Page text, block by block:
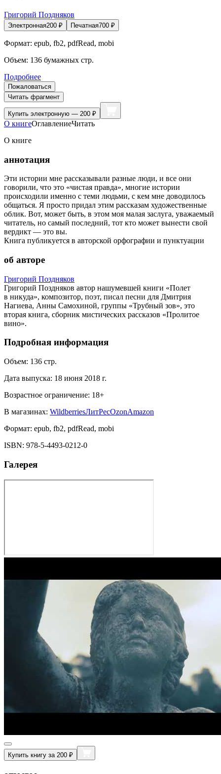
Григорий Поздняков
Электронная200 ₽ Печатная700 ₽
Формат: epub, fb2, pdfRead, mobi
Объем: 136 бумажных стр.
Подробнее
Пожаловаться
Читать фрагмент
Купить электронную — 200 ₽
О книгеОглавлениеЧитать
О книге
аннотация
Эти истории мне рассказывали разные люди, и все они
говорили, что это «чистая правда», многие истории
происходили именно с теми людьми, с кем мне доводилось
общаться. Я просто придал этим рассказам художественные
облик. Вот, может быть, в этом моя малая заслуга, уважаемый
читатель, но самый последний, тот кто может вынести свой
вердикт — это вы.
Книга публикуется в авторской орфографии и пунктуации
об авторе
Григорий Поздняков
Григорий Поздняков автор нашумевшей книги «Полет
в никуда», композитор, поэт, писал песни для Дмитрия
Нагиева, Анны Самохиной, группы «Трубный зов», это
вторая книга, сборник мистических рассказов «Пролитое
вино».
Подробная информация
Объем: 136 стр.
Дата выпуска: 18 июня 2018 г.
Возрастное ограничение: 18+
В магазинах: WildberriesЛитРесOzonAmazon
Формат: epub, fb2, pdfRead, mobi
ISBN: 978-5-4493-0212-0
Галерея
Купить книгу за 200 ₽